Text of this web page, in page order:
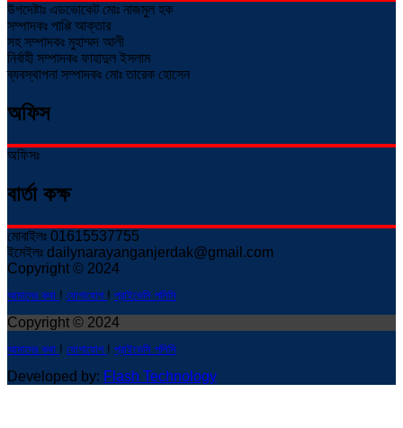
উপদেষ্টাঃ এডভোকেট মোঃ নাজমুল হক
সম্পাদকঃ পাপ্পি আক্তার
সহ সম্পাদকঃ মুহাম্মদ আলী
নির্বাহী সম্পাদকঃ ফাহাদুল ইসলাম
ব্যবস্থাপনা সম্পাদকঃ মোঃ তারেক হোসেন
অফিস
অফিসঃ
বার্তা কক্ষ
মোবাইলঃ 01615537755
ইমেইলঃ dailynarayanganjerdak@gmail.com
Copyright © 2024
আমাদের কথা ! যোগাযোগ ! প্রাইভেসি পলিসি
Copyright © 2024
আমাদের কথা ! যোগাযোগ ! প্রাইভেসি পলিসি
Developed by: Flash Technology